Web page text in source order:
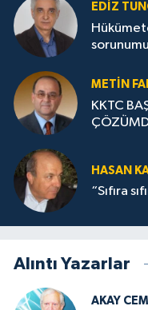
EDIZ
METIN
KKTC
HASAN
“Sıfıra
Alıntı Yazarlar
AKAY